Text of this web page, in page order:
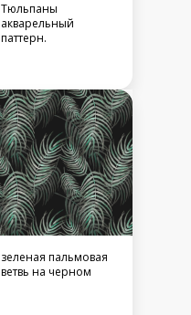
Тюльпаны
акварельный
паттерн.
зеленая пальмовая
ветвь на черном